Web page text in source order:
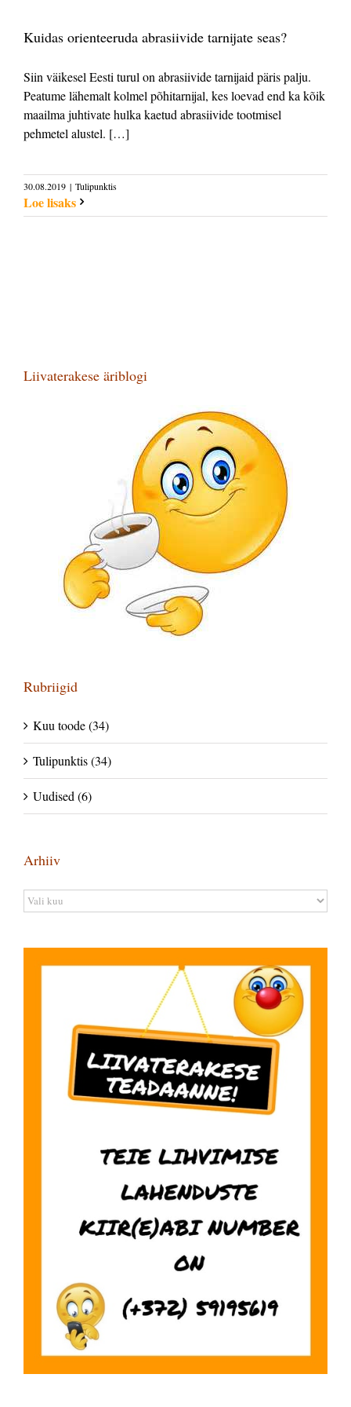
Kuidas orienteeruda abrasiivide tarnijate seas?
Siin väikesel Eesti turul on abrasiivide tarnijaid päris palju.
Peatume lähemalt kolmel põhitarnijal, kes loevad end ka kõik
maailma juhtivate hulka kaetud abrasiivide tootmisel
pehmetel alustel. […]
30.08.2019 | Tulipunktis
Loe lisaks
Liivaterakese äriblogi
Rubriigid
Kuu toode (34)
Tulipunktis (34)
Uudised (6)
Arhiiv
Arhiiv